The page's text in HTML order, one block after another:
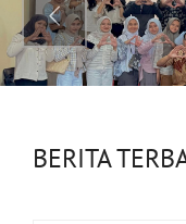
BERITA